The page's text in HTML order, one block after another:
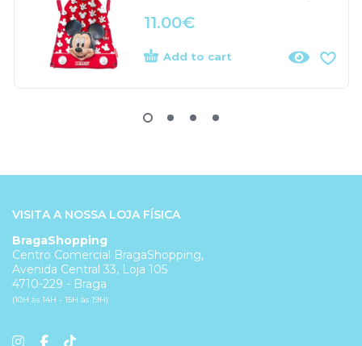
11.00€
Add to cart
VISITA A NOSSA LOJA FÍSICA
BragaShopping
Centro Comercial BragaShopping,
Avenida Central 33, Loja 105
4710-229 - Braga
(10H às 14H - 15H às 19H)